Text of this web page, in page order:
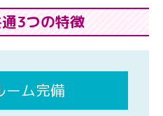
3つの特徴
ーム完備